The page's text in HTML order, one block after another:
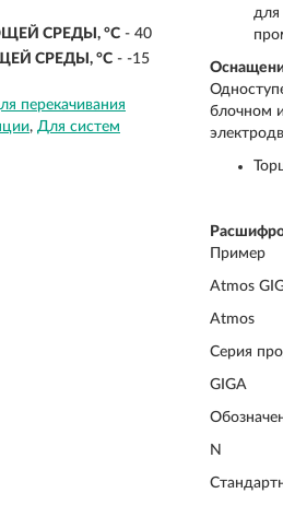
СРЕДЫ, °C - 40
СРЕДЫ, °C - -15
перекачивания
Для систем
для
блочном
Пример
Atmos
Atmos
Серия
GIGA
N